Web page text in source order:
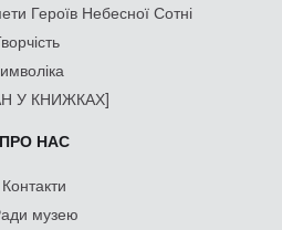
Героїв Небесної Сотні
У КНИЖКАХ]
ПРО НАС
Контакти
музею